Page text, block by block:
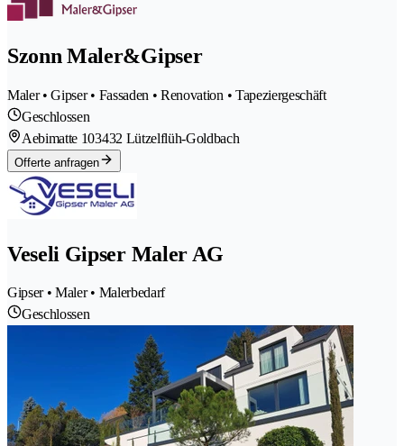
Szonn Maler&Gipser
Maler • Gipser • Fassaden • Renovation • Tapeziergeschäft
Geschlossen
Aebimatte 103432 Lützelflüh-Goldbach
Offerte anfragen
Veseli Gipser Maler AG
Gipser • Maler • Malerbedarf
Geschlossen